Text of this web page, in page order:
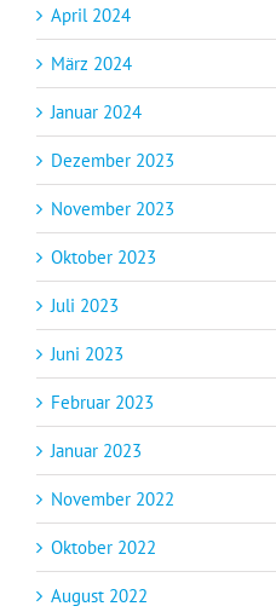
April 2024
März 2024
Januar 2024
Dezember 2023
November 2023
Oktober 2023
Juli 2023
Juni 2023
Februar 2023
Januar 2023
November 2022
Oktober 2022
August 2022